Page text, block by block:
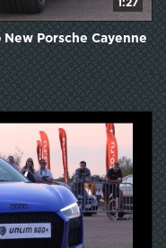
1:27
Porsche Cayenne